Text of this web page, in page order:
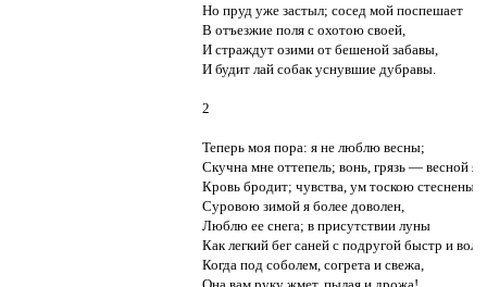
Но пруд уже застыл; сосед мой поспешает
В отъезжие поля с охотою своей,
И страждут озими от бешеной забавы,
И будит лай собак уснувшие дубравы.
2
Теперь моя пора: я не люблю весны;
Скучна мне оттепель; вонь, грязь — весной я
Кровь бродит; чувства, ум тоскою стеснены.
Суровою зимой я более доволен,
Люблю ее снега; в присутствии луны
Как легкий бег саней с подругой быстр и
Когда под соболем, согрета и свежа,